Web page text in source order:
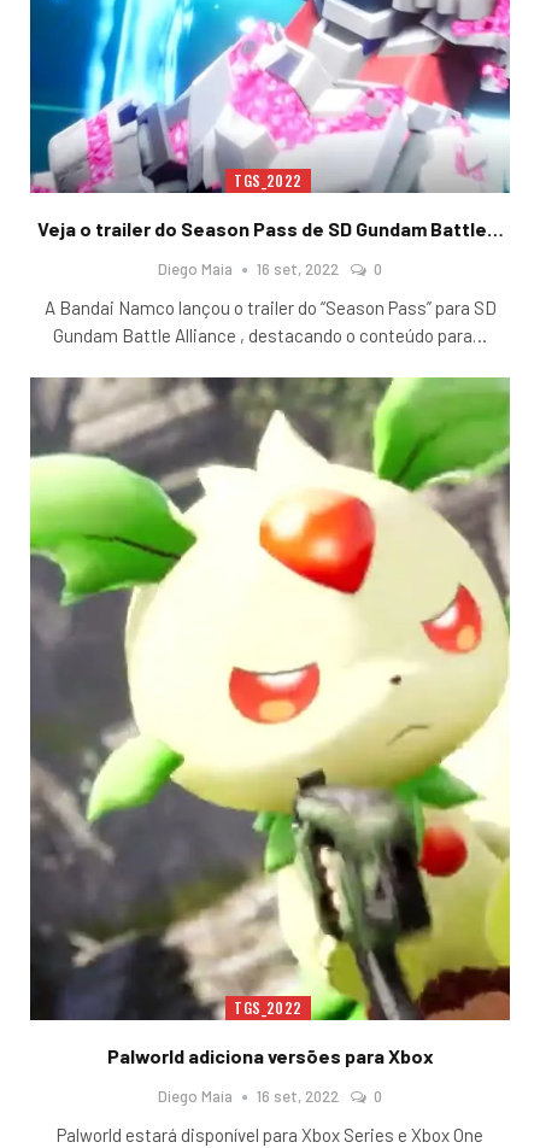
TGS_2022
Veja o trailer do Season Pass de SD Gundam Battle…
Diego Maia 16 set, 2022 0
A Bandai Namco lançou o trailer do “Season Pass” para SD
Gundam Battle Alliance , destacando o conteúdo para…
TGS_2022
Palworld adiciona versões para Xbox
Diego Maia 16 set, 2022 0
Palworld estará disponível para Xbox Series e Xbox One